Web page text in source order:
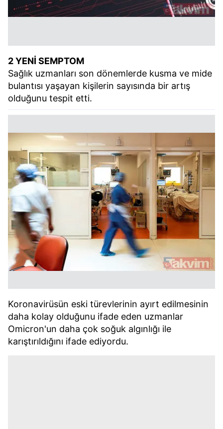
2 YENİ SEMPTOM
Sağlık uzmanları son dönemlerde kusma ve mide
bulantısı yaşayan kişilerin sayısında bir artış
olduğunu tespit etti.
Koronavirüsün eski türevlerinin ayırt edilmesinin
daha kolay olduğunu ifade eden uzmanlar
Omicron'un daha çok soğuk algınlığı ile
karıştırıldığını ifade ediyordu.